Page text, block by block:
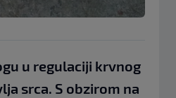
u regulaciji krvnog
srca. S obzirom na